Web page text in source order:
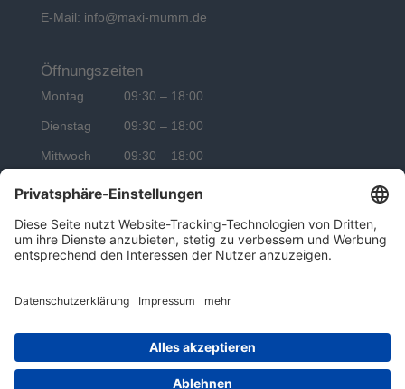
E-Mail: info@maxi-mumm.de
Öffnungszeiten
Montag 09:30 – 18:00
Dienstag 09:30 – 18:00
Mittwoch 09:30 – 18:00
Donnerstag 09:30 – 18:00
Copyright © Maximumm I Alle Rechte vorbehalten.